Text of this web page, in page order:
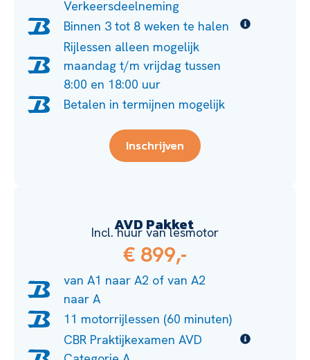
Verkeersdeelneming
Binnen 3 tot 8 weken te halen
Rijlessen alleen mogelijk
maandag t/m vrijdag tussen
8:00 en 18:00 uur
Betalen in termijnen mogelijk
Inschrijven
AVD Pakket
Incl. huur van lesmotor
€ 899,-
van A1 naar A2 of van A2
naar A
11 motorrijlessen (60 minuten)
CBR Praktijkexamen AVD